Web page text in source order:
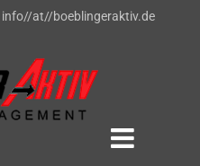
info//at//boeblingeraktiv.de